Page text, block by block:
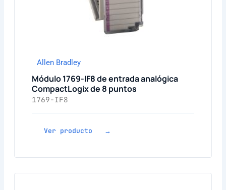
Allen Bradley
Módulo 1769-IF8 de entrada analógica
CompactLogix de 8 puntos
1769-IF8
Ver producto →